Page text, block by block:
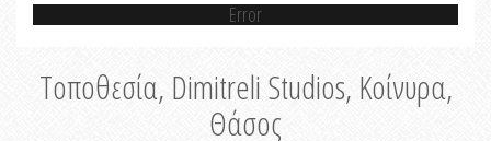
Error
Τοποθεσία, Dimitreli Studios, Κοίνυρα,
Θάσος